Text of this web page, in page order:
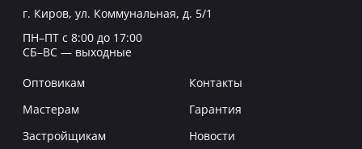
г. Киров, ул. Коммунальная, д. 5/1
ПН–ПТ с 8:00 до 17:00
СБ–ВС — выходные
Оптовикам
Мастерам
Застройщикам
Контакты
Гарантия
Новости